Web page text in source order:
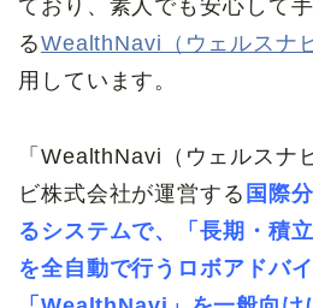
ており、素人でも安心して
るWealthNavi（ウェルスナ
用しています。
「WealthNavi（ウェルスナ
ビ株式会社が運営する 国際
るシステムで、「長期・積
を全自動で行うロボアドバ